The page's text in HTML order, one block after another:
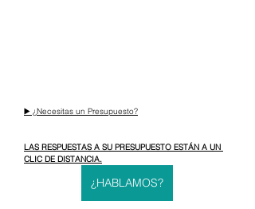
▶️ ¿Necesitas un Presupuesto?
LAS RESPUESTAS A SU PRESUPUESTO ESTÁN A UN
CLIC DE DISTANCIA.
¿HABLAMOS?